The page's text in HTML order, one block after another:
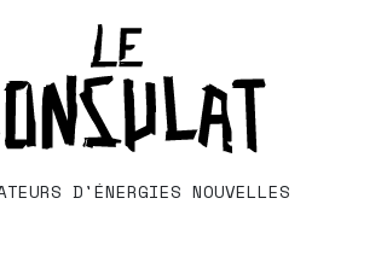
D'ÉNERGIES NOUVELLES